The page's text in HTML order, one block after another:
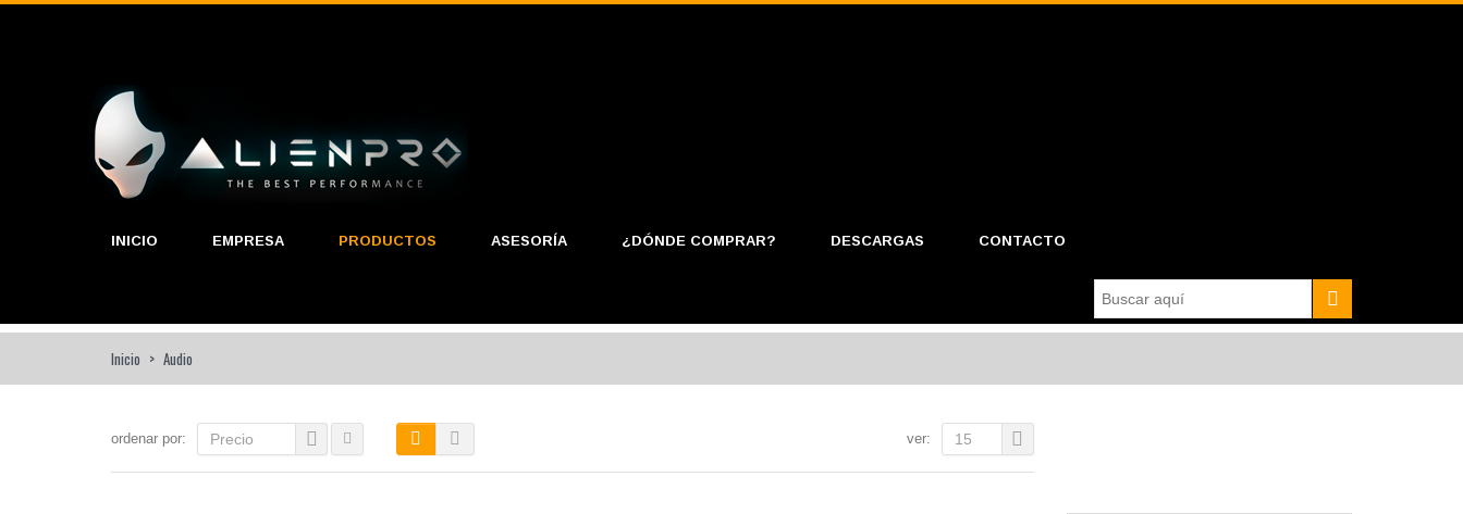
INICIO EMPRESA PRODUCTOS ASESORÍA ¿DÓNDE COMPRAR? DESCARGAS CONTACTO
Inicio > Audio
ordenar por: Precio ver: 15